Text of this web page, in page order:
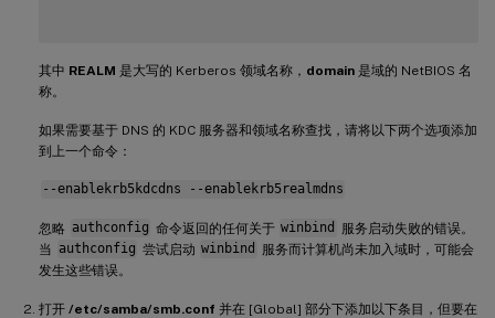
其中 REALM 是大写的 Kerberos 领域名称， domain 是域的 NetBIOS 名
称。
如果需要基于 DNS 的 KDC 服务器和领域名称查找，请将以下两个选项添加
到上一个命令：
--enablekrb5kdcdns --enablekrb5realmdns
忽略 authconfig 命令返回的任何关于 winbind
服务启动失败的错误。
当 authconfig 尝试启动 winbind
服务而计算机尚未加入域时，可能会
发生这些错误。
打开 /etc/samba/smb.conf 并在 [Global] 部分下添加以下条目，但要在